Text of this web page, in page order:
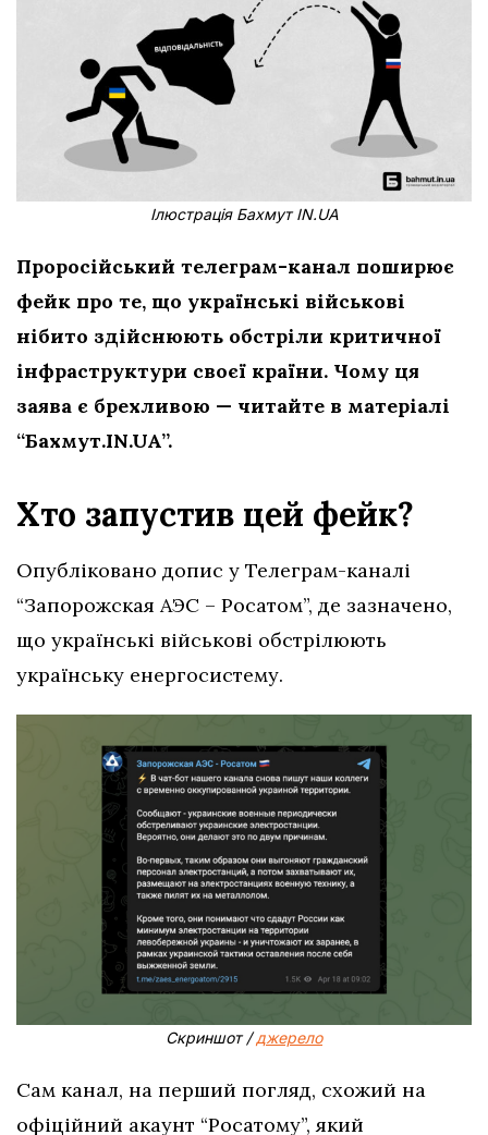
Ілюстрація Бахмут IN.UA
Проросійський телеграм-канал поширює
фейк про те, що українські військові
нібито здійснюють обстріли критичної
інфраструктури своєї країни. Чому ця
заява є брехливою — читайте в матеріалі
“Бахмут.IN.UA”.
Хто запустив цей фейк?
Опубліковано допис у Телеграм-каналі
“Запорожская АЭС – Росатом”, де зазначено,
що українські військові обстрілюють
українську енергосистему.
Скриншот /джерело
Сам канал, на перший погляд, схожий на
офіційний акаунт “Росатому”, який